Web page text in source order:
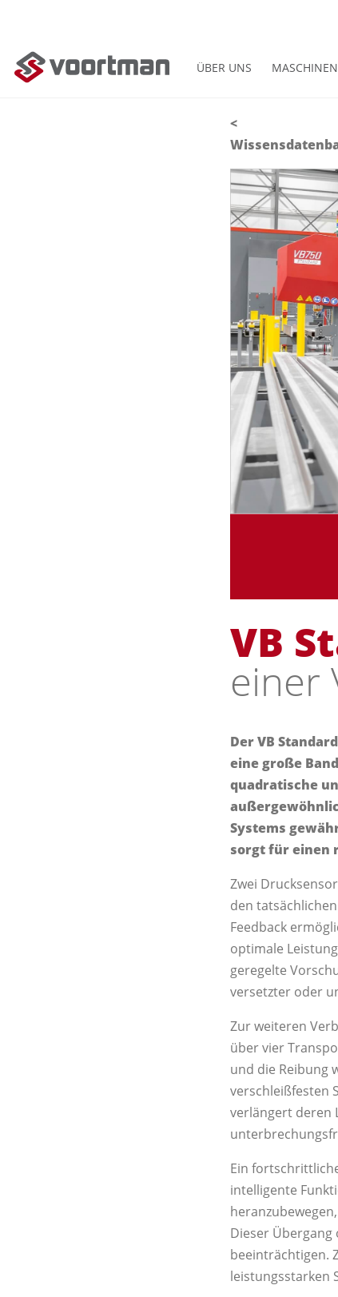
ÜBER UNS MASCHINEN
<
VB
einer
Der VB
eine große
quadratische
Systems
sorgt für einen
Zwei
den
Feedback
optimale
geregelte
versetzter oder
Zur weiteren
über vier
und die Reibung
verschleißfesten
verlängert deren
Ein
intelligente
Dieser
beeinträchtigen.
leistungsstarken